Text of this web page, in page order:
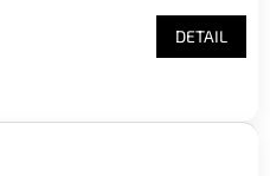
DETAIL